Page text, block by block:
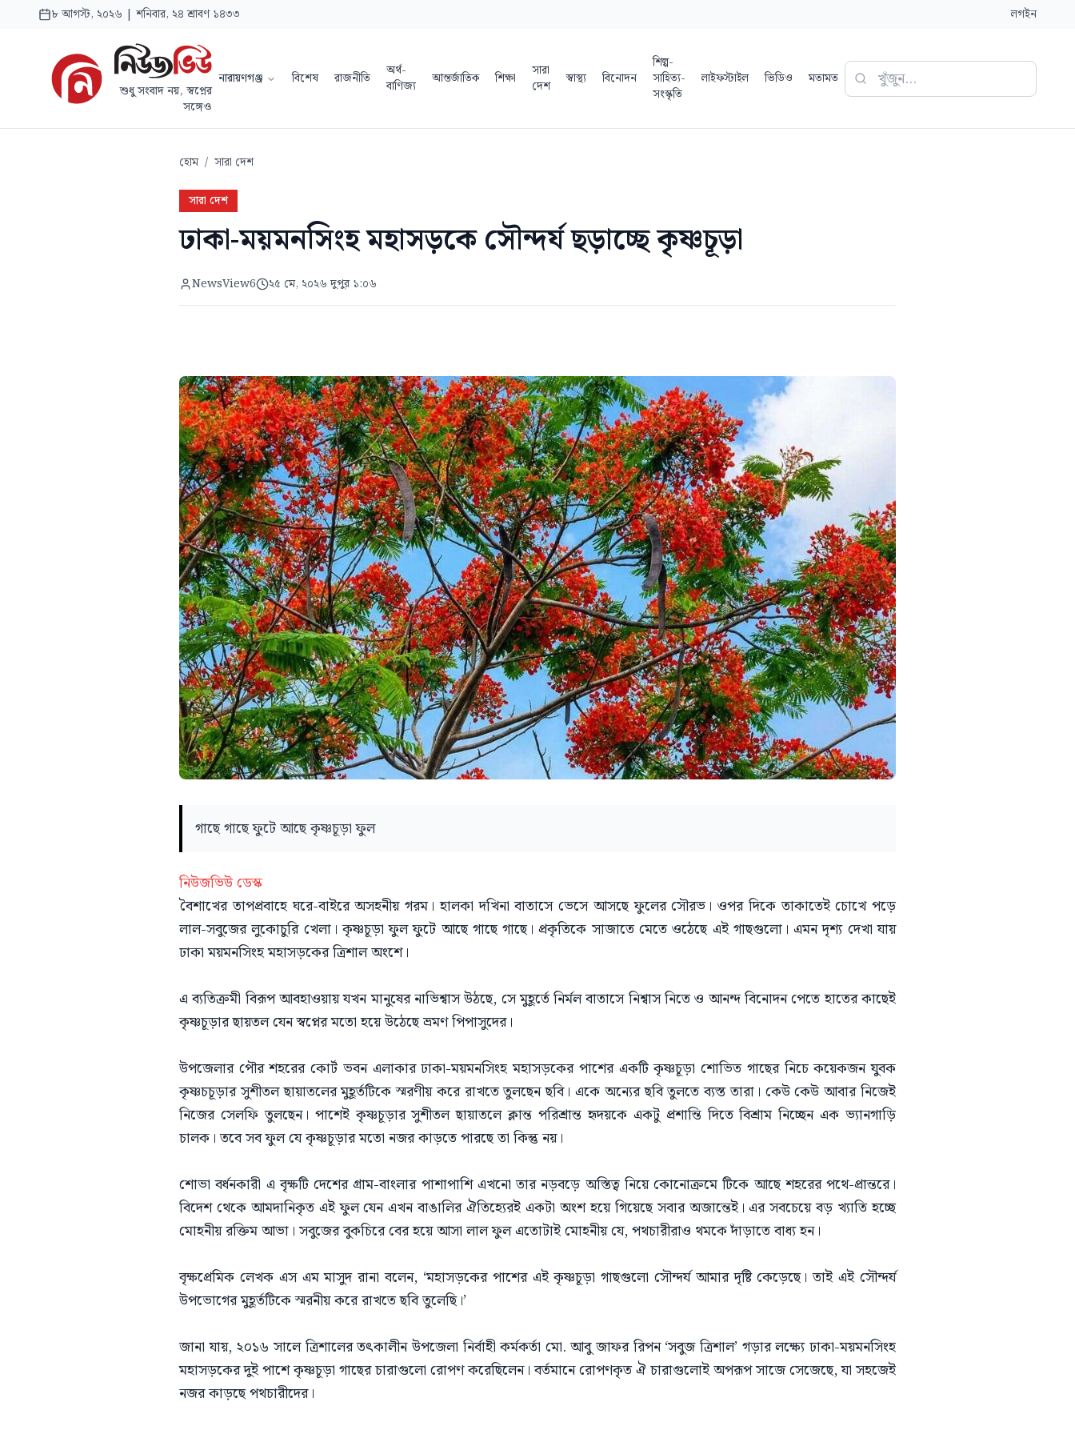
৮ আগস্ট, ২০২৬ | শনিবার, ২৪ শ্রাবণ ১৪৩৩ লগইন
শুধু সংবাদ নয়, স্বপ্নের
সঙ্গেও
নারায়ণগঞ্জ বিশেষ রাজনীতি
অর্থ-
বাণিজ্য
আন্তর্জাতিক শিক্ষা
সারা
দেশ
স্বাস্থ্য বিনোদন
শিল্প-
সাহিত্য-
সংস্কৃতি
লাইফস্টাইল ভিডিও মতামত
হোম / সারা দেশ
সারা দেশ
ঢাকা-ময়মনসিংহ মহাসড়কে সৌন্দর্য ছড়াচ্ছে কৃষ্ণচূড়া
NewsView6 ২৫ মে, ২০২৬ দুপুর ১:০৬
গাছে গাছে ফুটে আছে কৃষ্ণচূড়া ফুল
নিউজভিউ ডেস্ক
বৈশাখের তাপপ্রবাহে ঘরে-বাইরে অসহনীয় গরম। হালকা দখিনা বাতাসে ভেসে আসছে ফুলের সৌরভ। ওপর দিকে তাকাতেই চোখে পড়ে
লাল-সবুজের লুকোচুরি খেলা। কৃষ্ণচূড়া ফুল ফুটে আছে গাছে গাছে। প্রকৃতিকে সাজাতে মেতে ওঠেছে এই গাছগুলো। এমন দৃশ্য দেখা যায়
ঢাকা ময়মনসিংহ মহাসড়কের ত্রিশাল অংশে।
এ ব্যতিক্রমী বিরূপ আবহাওয়ায় যখন মানুষের নাভিশ্বাস উঠছে, সে মুহূর্তে নির্মল বাতাসে নিশ্বাস নিতে ও আনন্দ বিনোদন পেতে হাতের কাছেই
কৃষ্ণচূড়ার ছায়তল যেন স্বপ্নের মতো হয়ে উঠেছে ভ্রমণ পিপাসুদের।
উপজেলার পৌর শহরের কোর্ট ভবন এলাকার ঢাকা-ময়মনসিংহ মহাসড়কের পাশের একটি কৃষ্ণচূড়া শোভিত গাছের নিচে কয়েকজন যুবক
কৃষ্ণচচূড়ার সুশীতল ছায়াতলের মুহূর্তটিকে স্মরণীয় করে রাখতে তুলছেন ছবি। একে অন্যের ছবি তুলতে ব্যস্ত তারা। কেউ কেউ আবার নিজেই
নিজের সেলফি তুলছেন। পাশেই কৃষ্ণচূড়ার সুশীতল ছায়াতলে ক্লান্ত পরিশ্রান্ত হৃদয়কে একটু প্রশান্তি দিতে বিশ্রাম নিচ্ছেন এক ভ্যানগাড়ি
চালক। তবে সব ফুল যে কৃষ্ণচূড়ার মতো নজর কাড়তে পারছে তা কিন্তু নয়।
শোভা বর্ধনকারী এ বৃক্ষটি দেশের গ্রাম-বাংলার পাশাপাশি এখনো তার নড়বড়ে অস্তিত্ব নিয়ে কোনোক্রমে টিকে আছে শহরের পথে-প্রান্তরে।
বিদেশ থেকে আমদানিকৃত এই ফুল যেন এখন বাঙালির ঐতিহ্যেরই একটা অংশ হয়ে গিয়েছে সবার অজান্তেই। এর সবচেয়ে বড় খ্যাতি হচ্ছে
মোহনীয় রক্তিম আভা। সবুজের বুকচিরে বের হয়ে আসা লাল ফুল এতোটাই মোহনীয় যে, পথচারীরাও থমকে দাঁড়াতে বাধ্য হন।
বৃক্ষপ্রেমিক লেখক এস এম মাসুদ রানা বলেন, ‘মহাসড়কের পাশের এই কৃষ্ণচূড়া গাছগুলো সৌন্দর্য আমার দৃষ্টি কেড়েছে। তাই এই সৌন্দর্য
উপভোগের মুহূর্তটিকে স্মরনীয় করে রাখতে ছবি তুলেছি।’
জানা যায়, ২০১৬ সালে ত্রিশালের তৎকালীন উপজেলা নির্বাহী কর্মকর্তা মো. আবু জাফর রিপন ‘সবুজ ত্রিশাল’ গড়ার লক্ষ্যে ঢাকা-ময়মনসিংহ
মহাসড়কের দুই পাশে কৃষ্ণচূড়া গাছের চারাগুলো রোপণ করেছিলেন। বর্তমানে রোপণকৃত ঐ চারাগুলোই অপরূপ সাজে সেজেছে, যা সহজেই
নজর কাড়ছে পথচারীদের।